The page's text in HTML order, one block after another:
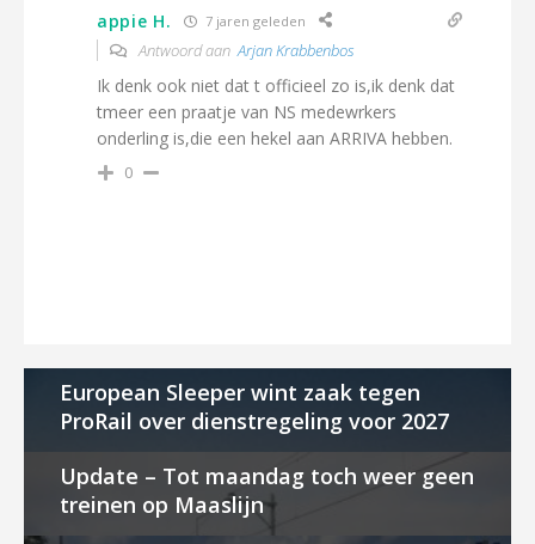
appie H. 7 jaren geleden
Antwoord aanArjan Krabbenbos
Ik denk ook niet dat t officieel zo is,ik denk dat
tmeer een praatje van NS medewrkers
onderling is,die een hekel aan ARRIVA hebben.
0
European Sleeper wint zaak tegen
ProRail over dienstregeling voor 2027
Update – Tot maandag toch weer geen
treinen op Maaslijn